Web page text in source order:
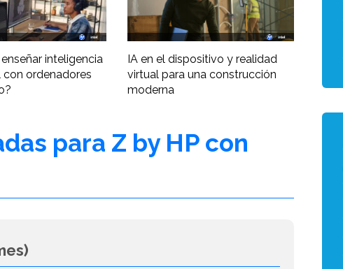
inteligencia
con ordenadores
IA en el dispositivo y realidad
virtual para una construcción
moderna
para Z by HP con